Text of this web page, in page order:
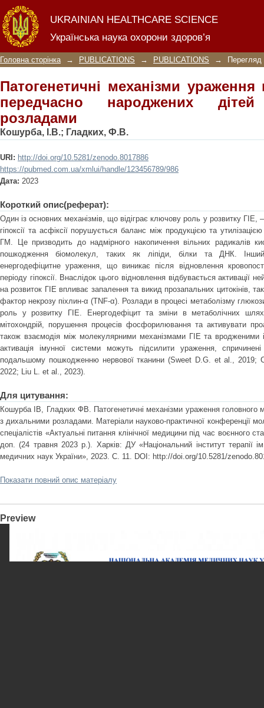
UKRAINIAN HEALTHCARE SCIENCE
Українська наука охорони здоров’я
Патогенетичні механізми
народжених дітей з дихальними
Головна сторінка → PUBLICATIONS → PUBLICATIONS → Перегляд
Патогенетичні механізми
передчасно народжених
розладами
Кошурба, І.В.; Гладких, Ф.В.
URI: http://doi.org/10.5281/zenodo.8017886
https://pubmed.com.ua/xmlui/handle/123456789/986
Дата: 2023
Короткий опис(реферат):
Один із основних механізмів, що відіграє ключову роль у розвитку
гіпоксії та асфіксії порушується баланс між продукцією та
ГМ. Це призводить до надмірного накопичення вільних радикалів
пошкодження біомолекул, таких як ліпіди, білки та ДНК.
енергодефіцитне ураження, що виникає після відновлення
періоду гіпоксії. Внаслідок цього відновлення відбувається активації
на розвиток ГІЕ впливає запалення та викид прозапальних цитокінів,
фактор некрозу піхлин-α (TNF-α). Розлади в процесі метаболізму
роль у розвитку ГІЕ. Енергодефіцит та зміни в метаболічних
мітохондрій, порушення процесів фосфорилювання та активувати
також взаємодія між молекулярними механізмами ГІЕ та вродженими
активація імунної системи можуть підсилити ураження,
подальшому пошкодженню нервової тканини (Sweet D.G. et al.,
2022; Liu L. et al., 2023).
Для цитування:
Кошурба ІВ, Гладких ФВ. Патогенетичні механізми ураження головного
з дихальними розладами. Матеріали науково-практичної конференції
спеціалістів «Актуальні питання клінічної медицини під час воєнного
доп. (24 травня 2023 р.). Харків: ДУ «Національний інститут терапії
медичних наук України», 2023. С. 11. DOI: http://doi.org/10.5281/
Показати повний опис матеріалу
Preview